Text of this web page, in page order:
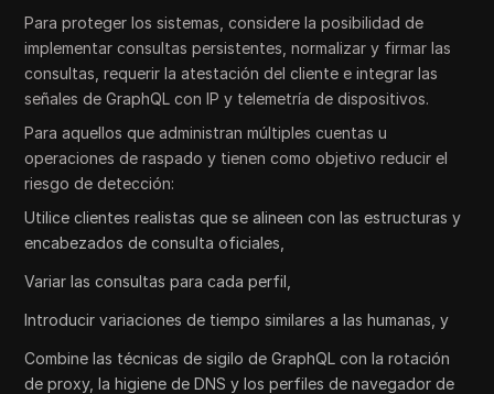
Para proteger los sistemas, considere la posibilidad de
implementar consultas persistentes, normalizar y firmar las
consultas, requerir la atestación del cliente e integrar las
señales de GraphQL con IP y telemetría de dispositivos.
Para aquellos que administran múltiples cuentas u
operaciones de raspado y tienen como objetivo reducir el
riesgo de detección:
Utilice clientes realistas que se alineen con las estructuras y
encabezados de consulta oficiales,
Variar las consultas para cada perfil,
Introducir variaciones de tiempo similares a las humanas, y
Combine las técnicas de sigilo de GraphQL con la rotación
de proxy, la higiene de DNS y los perfiles de navegador de